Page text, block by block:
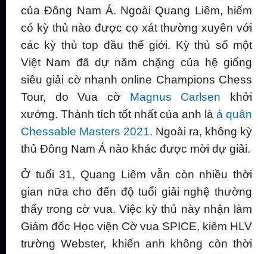
của Đông Nam Á. Ngoài Quang Liêm, hiếm
có kỳ thủ nào được cọ xát thường xuyên với
các kỳ thủ top đầu thế giới. Kỳ thủ số một
Việt Nam đã dự năm chặng của hệ giống
siêu giải cờ nhanh online Champions Chess
Tour, do Vua cờ Magnus Carlsen khởi
xướng. Thành tích tốt nhất của anh là á quân
Chessable Masters 2021. Ngoài ra, không kỳ
thủ Đông Nam Á nào khác được mời dự giải.
Ở tuổi 31, Quang Liêm vẫn còn nhiều thời
gian nữa cho đến độ tuổi giải nghệ thường
thấy trong cờ vua. Việc kỳ thủ này nhận làm
Giám đốc Học viện Cờ vua SPICE, kiêm HLV
trường Webster, khiến anh không còn thời